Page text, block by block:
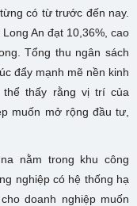
có từ trước đến nay.
An đạt 10,36%, cao
Tổng thu ngân sách
đẩy mạnh mẽ nền kinh
thấy rằng vị trí của
muốn mở rộng đầu tư,
nằm trong khu công
nghiệp có hệ thống hạ
doanh nghiệp muốn